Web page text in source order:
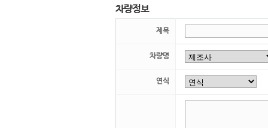
차량정보
제목
차량명
연식